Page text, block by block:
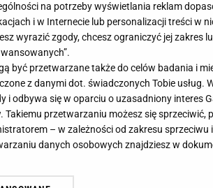
na potrzeby wyświetlania reklam
i w Internecie lub personalizacji treści w
wyrazić zgody, chcesz ograniczyć jej zakres
być przetwarzane także do celów badania i
z danymi dot. świadczonych Tobie
i odbywa się w oparciu o uzasadniony interes
przetwarzaniu możesz się sprzeciwić,
– w zależności od zakresu
danych osobowych znajdziesz w